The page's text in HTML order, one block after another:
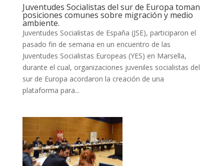
Juventudes Socialistas del sur de Europa toman
posiciones comunes sobre migración y medio
ambiente.
Juventudes Socialistas de España (JSE), participaron el
pasado fin de semana en un encuentro de las
Juventudes Socialistas Europeas (YES) en Marsella,
durante el cual, organizaciones juveniles socialistas del
sur de Europa acordaron la creación de una
plataforma para...